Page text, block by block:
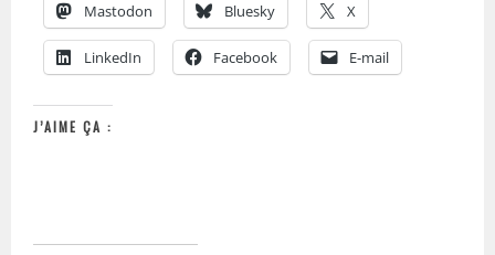
Mastodon Bluesky X
LinkedIn Facebook E-mail
J’AIME ÇA :